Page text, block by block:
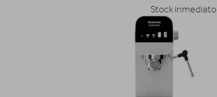
Stock inmediato